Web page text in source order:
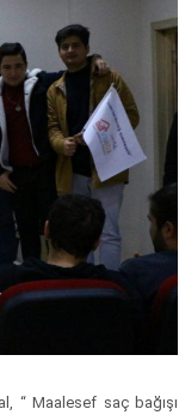
“ Maalesef saç bağışı